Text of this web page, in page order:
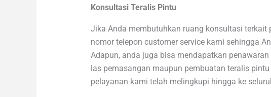
Konsultasi Teralis Pintu
Jika Anda membutuhkan ruang konsultasi terkait
nomor telepon customer service kami sehingga
Adapun, anda juga bisa mendapatkan
las pemasangan maupun pembuatan teralis
pelayanan kami telah melingkupi hingga ke